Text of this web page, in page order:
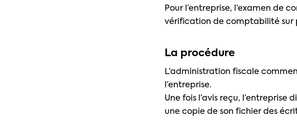
Pour l’entreprise, l’examen de
vérification de comptabilité sur
La procédure
L’administration fiscale
l’entreprise.
Une fois l’avis reçu, l’entreprise
une copie de son fichier des